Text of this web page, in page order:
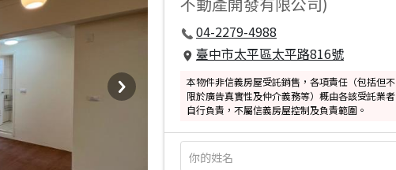
04-2279-4988
臺中市太平區太平路816號
本物件非信義房屋受託銷售，各項責任（包括但不
限於廣告真實性及仲介義務等）概由各該受託業者
自行負責，不屬信義房屋控制及負責範圍。